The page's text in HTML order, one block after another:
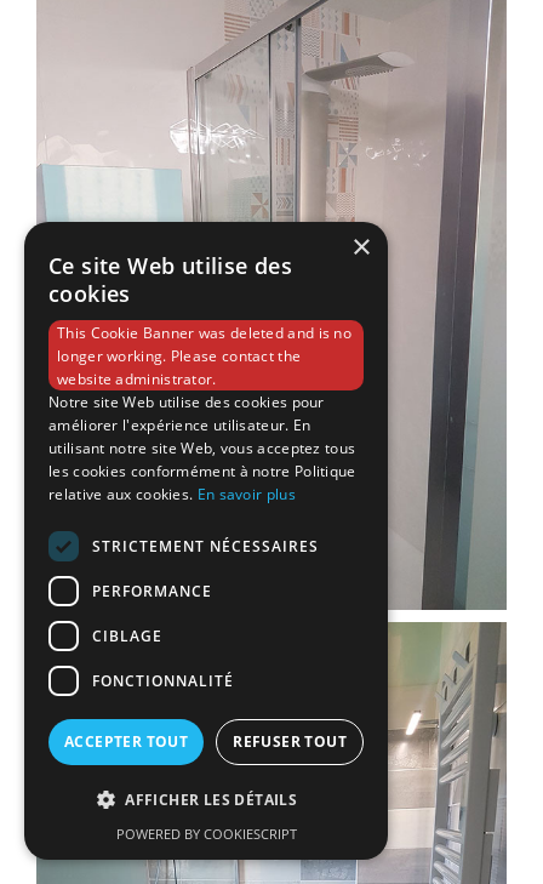
×
Ce site Web utilise des
cookies
This Cookie Banner was deleted and is no
longer working. Please contact the
website administrator.
Notre site Web utilise des cookies pour
améliorer l'expérience utilisateur. En
utilisant notre site Web, vous acceptez tous
les cookies conformément à notre Politique
relative aux cookies. En savoir plus
STRICTEMENT NÉCESSAIRES
PERFORMANCE
CIBLAGE
FONCTIONNALITÉ
ACCEPTER TOUT REFUSER TOUT
AFFICHER LES DÉTAILS
POWERED BY COOKIESCRIPT